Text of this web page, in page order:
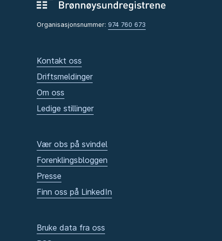
Organisasjonsnummer: 974 760 673
Kontakt oss
Driftsmeldinger
Om oss
Ledige stillinger
Vær obs på svindel
Forenklingsbloggen
Presse
Finn oss på LinkedIn
Bruke data fra oss